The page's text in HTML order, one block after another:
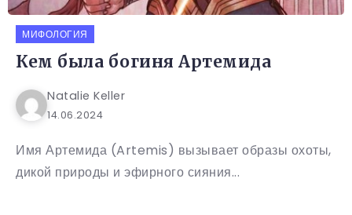
МИФОЛОГИЯ
Кем была богиня Артемида
Natalie Keller
14.06.2024
Имя Артемида (Artemis) вызывает образы охоты,
дикой природы и эфирного сияния...